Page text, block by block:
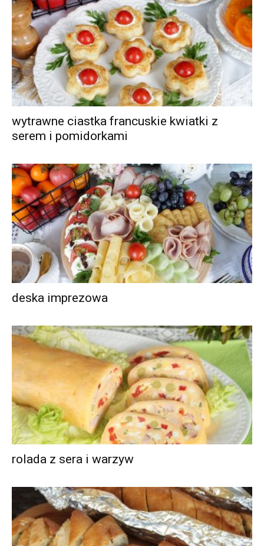
wytrawne ciastka francuskie kwiatki z
serem i pomidorkami
deska imprezowa
rolada z sera i warzyw